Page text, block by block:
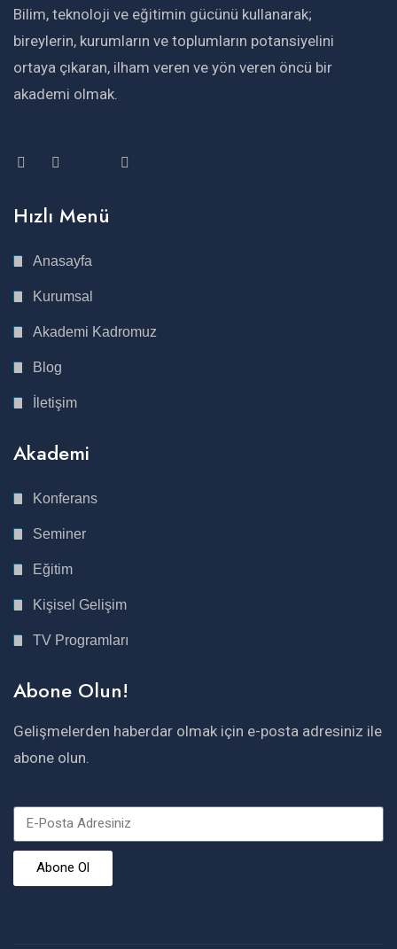
Bilim, teknoloji ve eğitimin gücünü kullanarak;
bireylerin, kurumların ve toplumların potansiyelini
ortaya çıkaran, ilham veren ve yön veren öncü bir
akademi olmak.
Hızlı Menü
Anasayfa
Kurumsal
Akademi Kadromuz
Blog
İletişim
Akademi
Konferans
Seminer
Eğitim
Kişisel Gelişim
TV Programları
Abone Olun!
Gelişmelerden haberdar olmak için e-posta adresiniz ile
abone olun.
Abone Ol